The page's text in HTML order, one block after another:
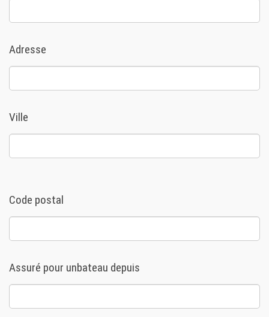
Adresse
Ville
Code postal
Assuré pour unbateau depuis